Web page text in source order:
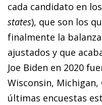
cada candidato en
states), que son los
finalmente la
ajustados y que
Joe Biden en 2020
Wisconsin, Michigan,
últimas encuestas